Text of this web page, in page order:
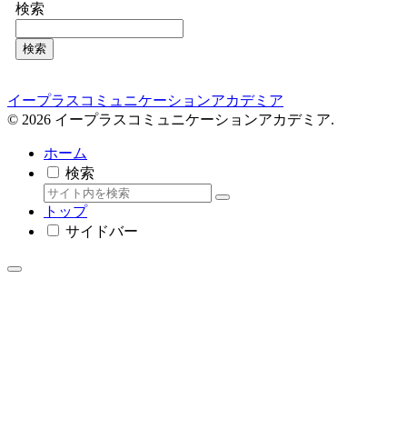
検索
検索
イープラスコミュニケーションアカデミア
© 2026 イープラスコミュニケーションアカデミア.
ホーム
検索
トップ
サイドバー